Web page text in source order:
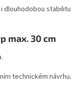
dlouhodobou stabilitu
max. 30 cm
technickém návrhu.